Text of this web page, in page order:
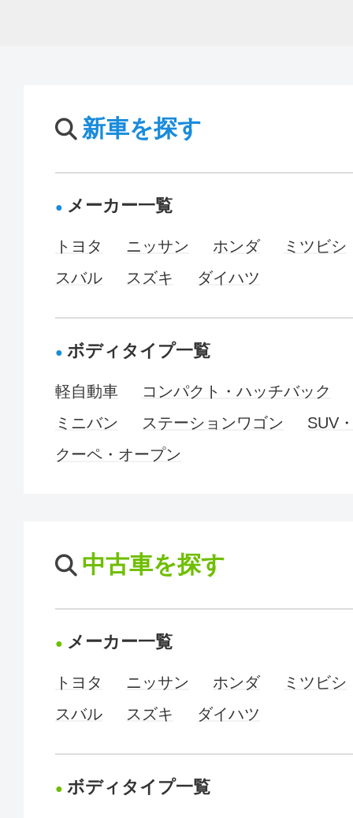
新車を探す
メーカー一覧
トヨタ ニッサン ホンダ
ミツビシ
スバル
スズキ ダイハツ
ボディタイプ一覧
軽自動車
コンパクト・ハッチバック
ミニバン
ステーションワゴン
SUV
クーペ・オープン
中古車を探す
メーカー一覧
トヨタ ニッサン ホンダ
ミツビシ
スバル
スズキ ダイハツ
ボディタイプ一覧